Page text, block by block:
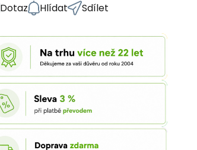
Dotaz Hlídat Sdílet